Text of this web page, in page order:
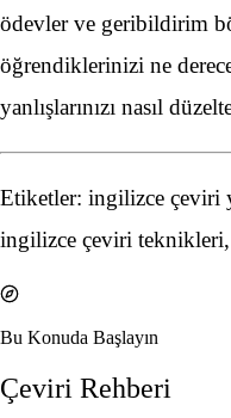
ödevler ve geribildirim
öğrendiklerinizi ne
yanlışlarınızı nasıl
Etiketler: ingilizce çeviri
ingilizce çeviri teknikleri,
Bu Konuda Başlayın
Çeviri Rehberi